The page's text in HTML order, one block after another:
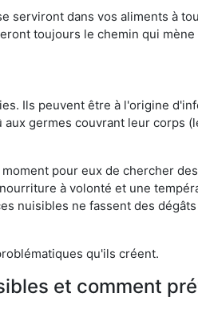
serviront dans vos aliments à
toujours le chemin qui mène
Ils peuvent être à l'origine
germes couvrant leur corps
pour eux de chercher
à volonté et une
nuisibles ne fassent des
qu'ils créent.
et comment